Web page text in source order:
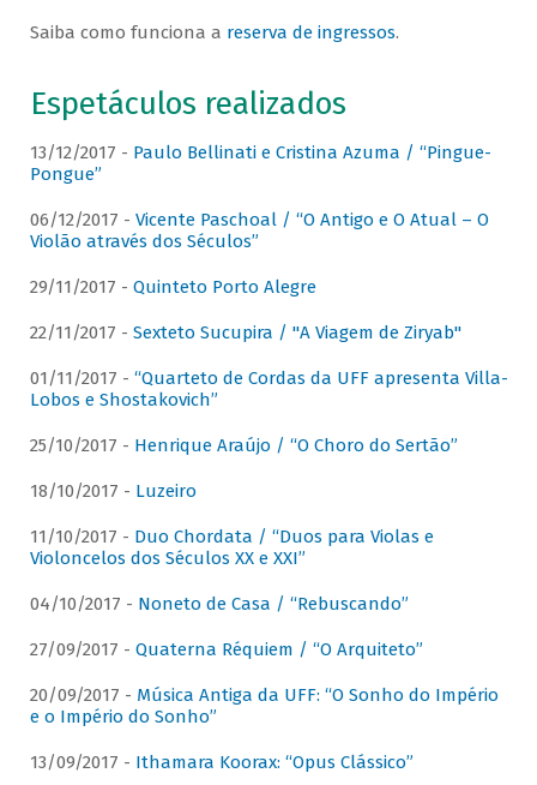
Saiba como funciona a reserva de ingressos.
Espetáculos realizados
13/12/2017 - Paulo Bellinati e Cristina Azuma / “Pingue-
Pongue”
06/12/2017 - Vicente Paschoal / “O Antigo e O Atual – O
Violão através dos Séculos”
29/11/2017 - Quinteto Porto Alegre
22/11/2017 - Sexteto Sucupira / "A Viagem de Ziryab"
01/11/2017 - “Quarteto de Cordas da UFF apresenta Villa-
Lobos e Shostakovich”
25/10/2017 - Henrique Araújo / “O Choro do Sertão”
18/10/2017 - Luzeiro
11/10/2017 - Duo Chordata / “Duos para Violas e
Violoncelos dos Séculos XX e XXI”
04/10/2017 - Noneto de Casa / “Rebuscando”
27/09/2017 - Quaterna Réquiem / “O Arquiteto”
20/09/2017 - Música Antiga da UFF: “O Sonho do Império
e o Império do Sonho”
13/09/2017 - Ithamara Koorax: “Opus Clássico”